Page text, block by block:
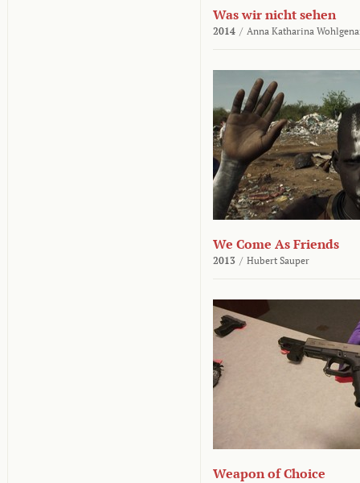
Was wir nicht sehen
2014 / Anna Katharina
We Come As Friends
2013 / Hubert Sauper
Weapon of Choice